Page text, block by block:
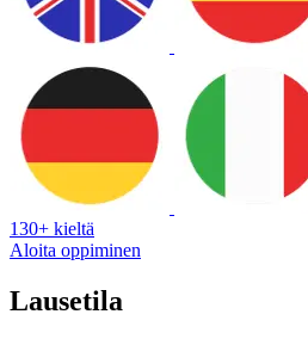
130+ kieltä
Aloita oppiminen
Lausetila